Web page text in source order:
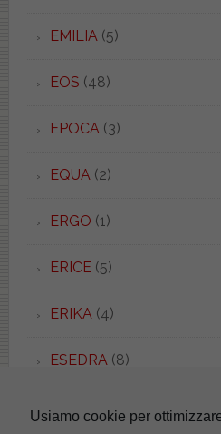
EMILIA(5)
EOS (48)
EPOCA(3)
EQUA(2)
ERGO (1)
ERICE(5)
ERIKA(4)
ESEDRA(8)
ESEDRA (1)
Usiamo cookie per